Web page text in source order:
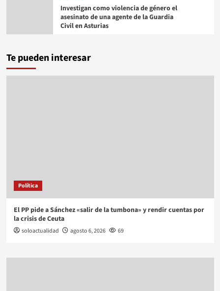
Investigan como violencia de género el
asesinato de una agente de la Guardia
Civil en Asturias
Te pueden interesar
Política
El PP pide a Sánchez «salir de la tumbona» y rendir cuentas por
la crisis de Ceuta
soloactualidad agosto 6, 2026 69